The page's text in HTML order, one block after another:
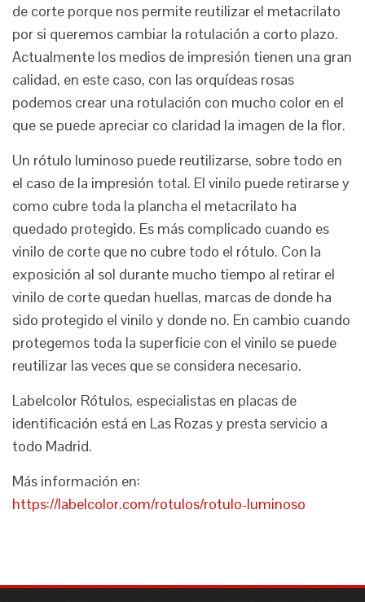
de corte porque nos permite reutilizar el metacrilato
por si queremos cambiar la rotulación a corto plazo.
Actualmente los medios de impresión tienen una gran
calidad, en este caso, con las orquídeas rosas
podemos crear una rotulación con mucho color en el
que se puede apreciar co claridad la imagen de la flor.
Un rótulo luminoso puede reutilizarse, sobre todo en
el caso de la impresión total. El vinilo puede retirarse y
como cubre toda la plancha el metacrilato ha
quedado protegido. Es más complicado cuando es
vinilo de corte que no cubre todo el rótulo. Con la
exposición al sol durante mucho tiempo al retirar el
vinilo de corte quedan huellas, marcas de donde ha
sido protegido el vinilo y donde no. En cambio cuando
protegemos toda la superficie con el vinilo se puede
reutilizar las veces que se considera necesario.
Labelcolor Rótulos, especialistas en placas de
identificación está en Las Rozas y presta servicio a
todo Madrid.
Más información en:
https://labelcolor.com/rotulos/rotulo-luminoso